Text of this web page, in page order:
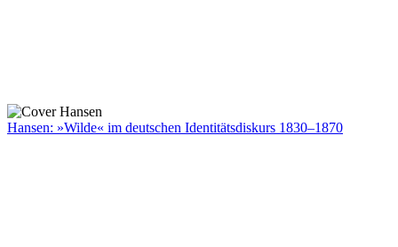
Hansen: »Wilde« im deutschen Identitätsdiskurs 1830–1870